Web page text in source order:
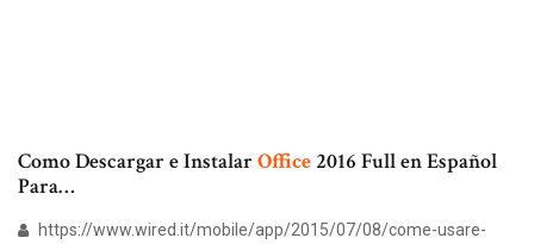
Como Descargar e Instalar Office 2016 Full en Español
Para…
https://www.wired.it/mobile/app/2015/07/08/come-usare-